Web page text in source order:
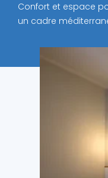
Confort et espace
un cadre